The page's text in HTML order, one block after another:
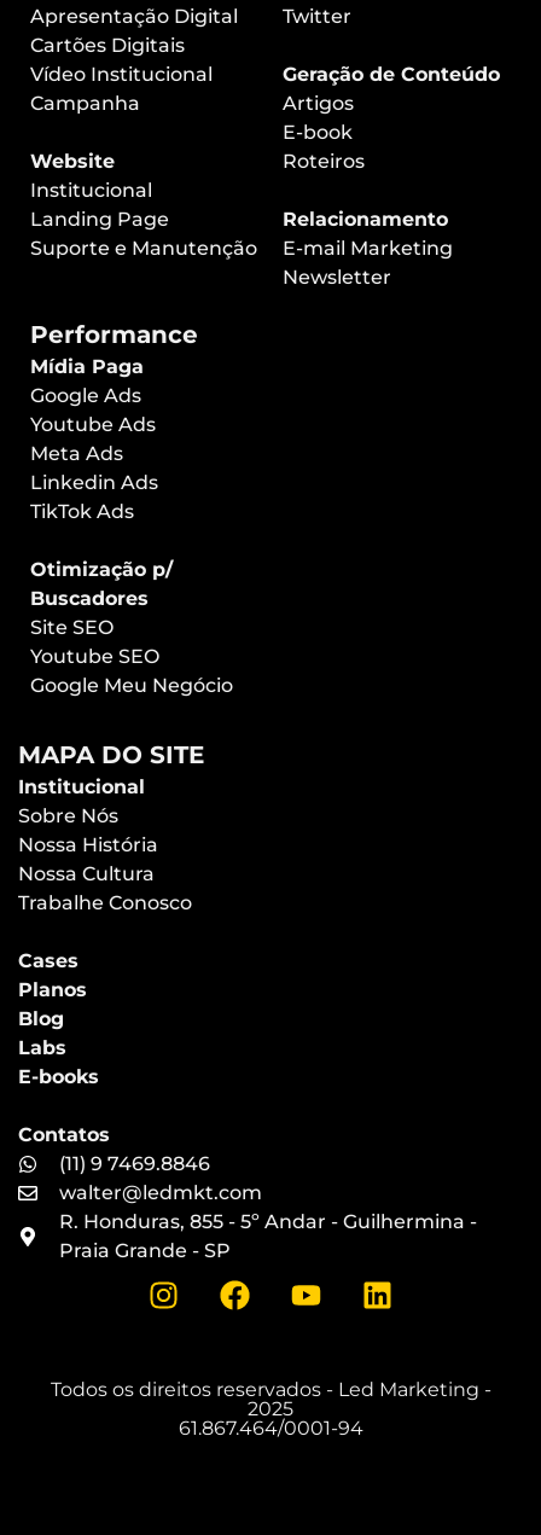
Apresentação Digital
Cartões Digitais
Vídeo Institucional
Campanha
Website
Institucional
Landing Page
Suporte e Manutenção
Twitter
Geração de Conteúdo
Artigos
E-book
Roteiros
Relacionamento
E-mail Marketing
Newsletter
Performance
Mídia Paga
Google Ads
Youtube Ads
Meta Ads
Linkedin Ads
TikTok Ads
Otimização p/
Buscadores
Site SEO
Youtube SEO
Google Meu Negócio
MAPA DO SITE
Institucional
Sobre Nós
Nossa História
Nossa Cultura
Trabalhe Conosco
Cases
Planos
Blog
Labs
E-books
Contatos
(11) 9 7469.8846
walter@ledmkt.com
R. Honduras, 855 - 5º Andar - Guilhermina -
Praia Grande - SP
Todos os direitos reservados - Led Marketing -
2025
61.867.464/0001-94